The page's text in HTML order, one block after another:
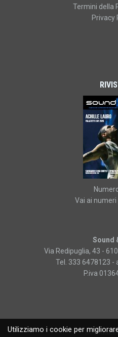
Utilizziamo i cookie per
Termini della
Privacy
Vai ai
Sound
Via Redipuglia, 43 -
Tel. 333 6478123 -
P.iva